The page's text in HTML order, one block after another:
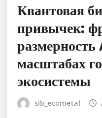
Квантовая
привычек:
масштабах
экосистемы
sib_ecometal